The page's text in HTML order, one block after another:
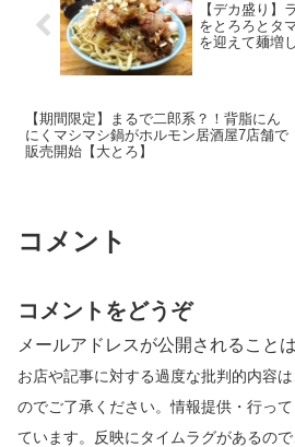
【デカ盛り】
をとろろとタ
を迎えて麺増
【期間限定】まるで二郎系？！背脂にん
にくマシマシ鍋がホルモン居酒屋7店舗で
販売開始【大とろ】
コメント
コメントをどうぞ
メールアドレスが公開されること
お店や記事に対する過度な批判的内容
のでご了承ください。情報提供・行っ
ています。反映にタイムラグがあるの